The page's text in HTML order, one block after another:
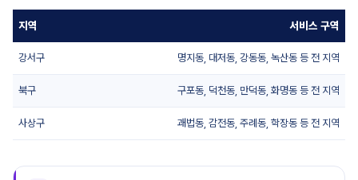
지역 서비스 구역
강서구 명지동, 대저동, 강동동, 녹산동 등 전 지역
북구 구포동, 덕천동, 만덕동, 화명동 등 전 지역
사상구 괘법동, 감전동, 주례동, 학장동 등 전 지역